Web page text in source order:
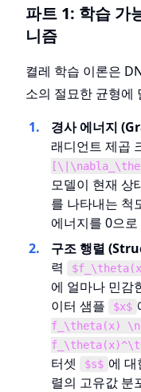
파트 1: 학습
니즘
켤레 학습 이론은
소의 절묘한 균형에
경사 에너지
래디언트 제곱
모델이 현재 상
를 나타내는 척
에너지를 0으
구조 행렬
력
에 얼마나 민감
이터 샘플
$x$
f_\theta(x)
터셋
$s$ 에 대
렬의 고유값 분